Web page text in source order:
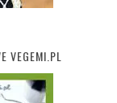
VEGEMI.PL